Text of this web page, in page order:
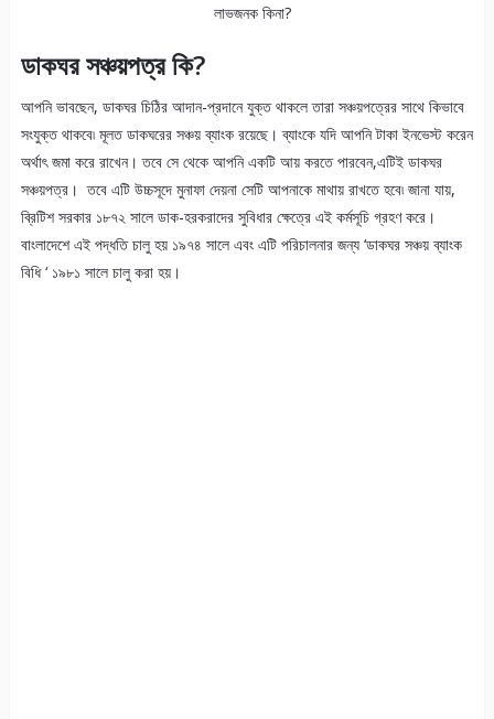
লাভজনক কিনা?
ডাকঘর সঞ্চয়পত্র কি?
আপনি ভাবছেন, ডাকঘর চিঠির আদান-প্রদানে যুক্ত থাকলে তারা সঞ্চয়পত্রের সাথে কিভাবে
সংযুক্ত থাকবে৷ মূলত ডাকঘরের সঞ্চয় ব্যাংক রয়েছে। ব্যাংকে যদি আপনি টাকা ইনভেস্ট করেন
অর্থাৎ জমা করে রাখেন। তবে সে থেকে আপনি একটি আয় করতে পারবেন,এটিই ডাকঘর
সঞ্চয়পত্র। তবে এটি উচ্চসূদে মুনাফা দেয়না সেটি আপনাকে মাথায় রাখতে হবে৷ জানা যায়,
ব্রিটিশ সরকার ১৮৭২ সালে ডাক-হরকরাদের সুবিধার ক্ষেত্রে এই কর্মসূচি গ্রহণ করে।
বাংলাদেশে এই পদ্ধতি চালু হয় ১৯৭৪ সালে এবং এটি পরিচালনার জন্য ‘ডাকঘর সঞ্চয় ব্যাংক
বিধি ‘ ১৯৮১ সালে চালু করা হয়।